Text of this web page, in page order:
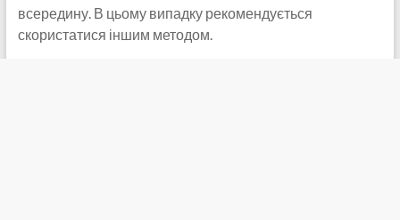
всередину. В цьому випадку рекомендується
скористатися іншим методом.